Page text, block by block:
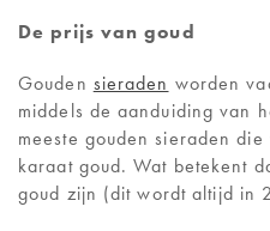
De prijs van goud
Gouden sieraden worden
middels de aanduiding van
meeste gouden sieraden
karaat goud. Wat betekent
goud zijn (dit wordt altijd in